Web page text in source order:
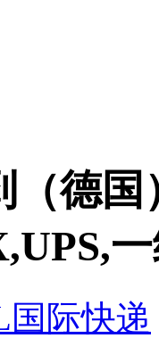
（德
国际快递